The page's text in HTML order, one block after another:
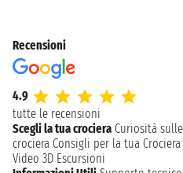
Recensioni
4.9
tutte le recensioni
Scegli la tua crociera Curiosità
crociera Consigli per la tua Crociera
Video 3D Escursioni